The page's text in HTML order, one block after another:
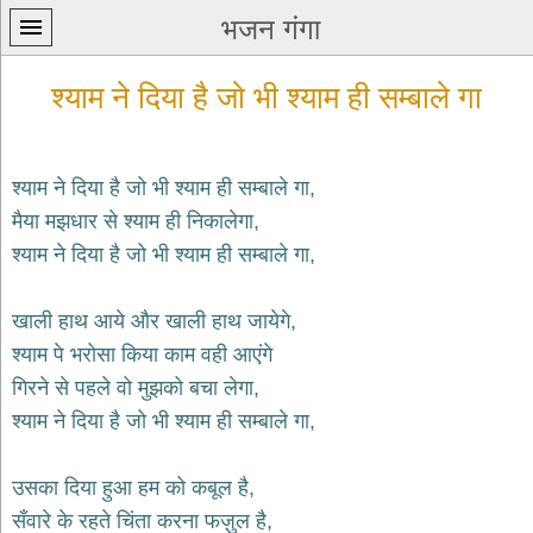
भजन गंगा
प्रथम
पन्ना
कृष्ण
भजन
krishna
bhajans
शिव
bhajans
हनुमान
श्याम ने दिया है जो भी श्याम ही सम्बाले गा
श्याम ने दिया है जो भी श्याम ही सम्बाले गा,
मैया मझधार से श्याम ही निकालेगा,
श्याम ने दिया है जो भी श्याम ही सम्बाले गा,
खाली हाथ आये और खाली हाथ जायेगे,
श्याम पे भरोसा किया काम वही आएंगे
गिरने से पहले वो मुझको बचा लेगा,
श्याम ने दिया है जो भी श्याम ही सम्बाले गा,
उसका दिया हुआ हम को कबूल है,
सँवारे के रहते चिंता करना फज़ुल है,